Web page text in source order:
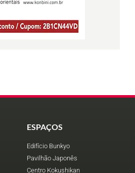
ESPAÇOS
Edifício Bunkyo
Pavilhão Japonês
Centro Kokushikan